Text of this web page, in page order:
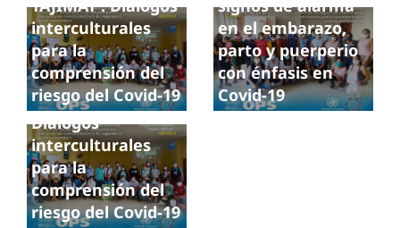
TAJIMAT : Diálogos
interculturales
para la
comprensión del
riesgo del Covid-19
signos de alarma
en el embarazo,
parto y puerperio
con énfasis en
Covid-19
Diálogos
interculturales
para la
comprensión del
riesgo del Covid-19